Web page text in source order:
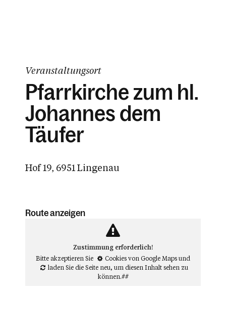
Veranstaltungsort
Pfarrkirche zum hl.
Johannes dem
Täufer
Hof 19, 6951 Lingenau
Route anzeigen
Zustimmung erforderlich!
Bitte akzeptieren Sie
Cookies von Google Mapsund
laden Sie die Seite neu, um diesen Inhalt sehen zu
können.##